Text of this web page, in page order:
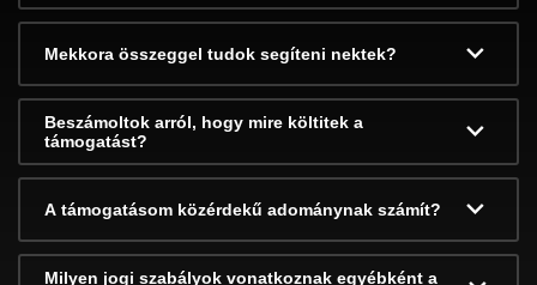
Mekkora összeggel tudok segíteni nektek?
Beszámoltok arról, hogy mire költitek a
támogatást?
A támogatásom közérdekű adománynak számít?
Milyen jogi szabályok vonatkoznak egyébként a